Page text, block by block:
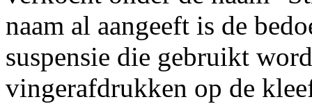
naam al aangeeft is de
suspensie die gebruikt
vingerafdrukken op de